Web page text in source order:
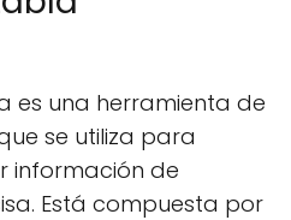
es una herramienta de
se utiliza para
información de
Está compuesta por